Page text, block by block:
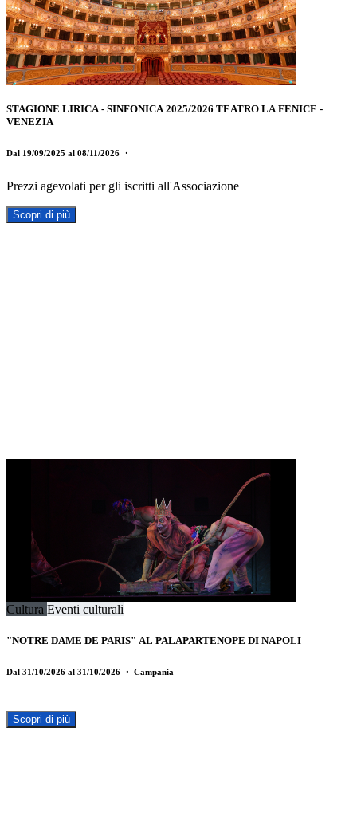
STAGIONE LIRICA - SINFONICA 2025/2026 TEATRO LA FENICE -
VENEZIA
Dal 19/09/2025 al 08/11/2026 ・
Prezzi agevolati per gli iscritti all'Associazione
Scopri di più
Cultura Eventi culturali
"NOTRE DAME DE PARIS" AL PALAPARTENOPE DI NAPOLI
Dal 31/10/2026 al 31/10/2026 ・ Campania
Scopri di più